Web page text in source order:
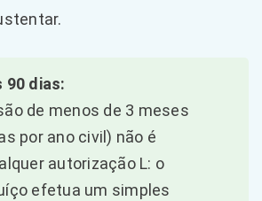
dias:
de menos de 3 meses
por ano civil) não é
autorização L: o
efetua um simples